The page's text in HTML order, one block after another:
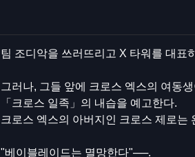
팀 조디악을 쓰러뜨리고 X 타워를 대표
그러나, 그들 앞에 크로스 엑스의 여동
「크로스 일족」의 내습을 예고한다.
크로스 엑스의 아버지인 크로스 제로는
"베이블레이드는 멸망한다"──.